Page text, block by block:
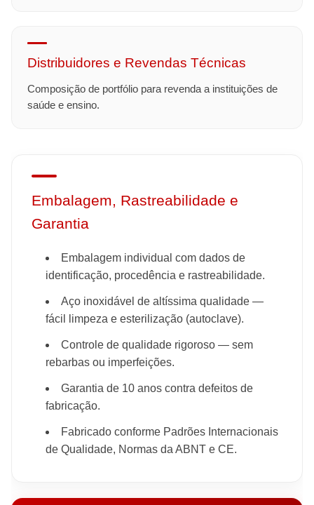
Distribuidores e Revendas Técnicas
Composição de portfólio para revenda a instituições de
saúde e ensino.
Embalagem, Rastreabilidade e
Garantia
Embalagem individual com dados de
identificação, procedência e rastreabilidade.
Aço inoxidável de altíssima qualidade —
fácil limpeza e esterilização (autoclave).
Controle de qualidade rigoroso — sem
rebarbas ou imperfeições.
Garantia de 10 anos contra defeitos de
fabricação.
Fabricado conforme Padrões Internacionais
de Qualidade, Normas da ABNT e CE.